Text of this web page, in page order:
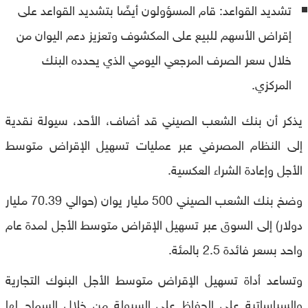
تشديد القواعد: قام المسؤولون أيضًا بتشديد القواعد على
إقراض الأسهم للبيع على المكشوف وتعزيز دعم اليوان من
خلال سعر الصرف المرجعي اليومي الذي يحدده البنك
المركزي.
يذكر أن بنك الشعب الصيني قد أضاف، الأحد، سيولة نقدية
إلى النظام المصرفي عبر عمليات تسهيل الإقراض متوسط
الأجل وإعادة الشراء العكسية.
وضخ بنك الشعب الصيني 500 مليار يوان (حوالي 70.39 مليار
دولار) إلى السوق عبر تسهيل الإقراض متوسط الأجل لمدة عام
واحد بسعر فائدة 2.5 بالمئة.
وتساعد أداة تسهيل الإقراض متوسط الأجل البنوك التجارية
والسياساتية على الحفاظ على السيولة من خلال السماح لها